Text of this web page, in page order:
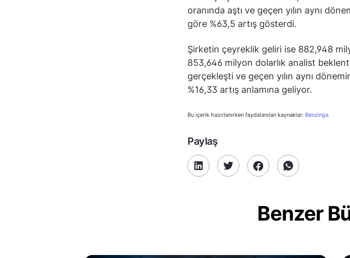
oranında aştı ve geçen yılın aynı
göre %63,5 artış gösterdi.
Şirketin çeyreklik geliri ise 882,948
853,646 milyon dolarlık analist
gerçekleşti ve geçen yılın aynı
%16,33 artış anlamına geliyor.
Bu içerik hazırlanırken faydalanılan kaynaklar: Benzinga
Paylaş
Benzer